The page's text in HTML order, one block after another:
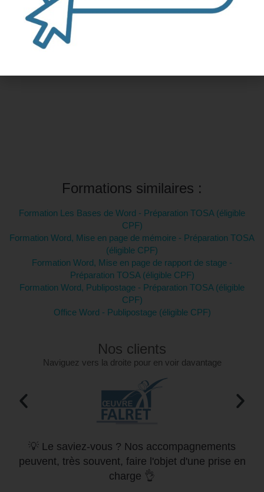
Inter-entreprise
Contactez-nous pour demander votre inscription
Formations similaires :
Formation Les Bases de Word - Préparation TOSA (éligible
CPF)
Formation Word, Mise en page de mémoire - Préparation TOSA
(éligible CPF)
Formation Word, Mise en page de rapport de stage -
Préparation TOSA (éligible CPF)
Formation Word, Publipostage - Préparation TOSA (éligible
CPF)
Office Word - Publipostage (éligible CPF)
Nos clients
Naviguez vers la droite pour en voir davantage
💡 Le saviez-vous ? Nos accompagnements
peuvent, très souvent, faire l'objet d'une prise en
charge 👌